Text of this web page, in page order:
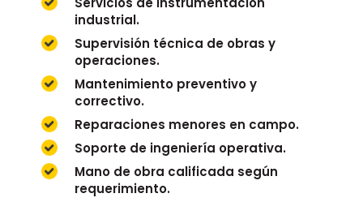
industrial.
Supervisión técnica de obras y
operaciones.
Mantenimiento preventivo y
correctivo.
Reparaciones menores en campo.
Soporte de ingeniería operativa.
Mano de obra calificada según
requerimiento.